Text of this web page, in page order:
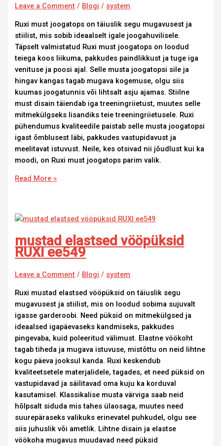
Leave a Comment / Blogi / system
Ruxi must joogatops on täiuslik segu mugavusest ja
stiilist, mis sobib ideaalselt igale joogahuvilisele.
Täpselt valmistatud Ruxi must joogatops on loodud
teiega koos liikuma, pakkudes paindlikkust ja tuge iga
venituse ja poosi ajal. Selle musta joogatopsi sile ja
hingav kangas tagab mugava kogemuse, olgu siis
kuumas joogatunnis või lihtsalt asju ajamas. Stiilne
must disain täiendab iga treeningriietust, muutes selle
mitmekülgseks lisandiks teie treeningriietusele. Ruxi
pühendumus kvaliteedile paistab selle musta joogatopsi
igast õmblusest läbi, pakkudes vastupidavust ja
meelitavat istuvust. Neile, kes otsivad nii jõudlust kui ka
moodi, on Ruxi must joogatops parim valik.
Read More »
mustad elastsed vööpüksid
RUXI ee549
Leave a Comment / Blogi / system
Ruxi mustad elastsed vööpüksid on täiuslik segu
mugavusest ja stiilist, mis on loodud sobima sujuvalt
igasse garderoobi. Need püksid on mitmekülgsed ja
ideaalsed igapäevaseks kandmiseks, pakkudes
pingevaba, kuid poleeritud välimust. Elastne vöökoht
tagab tiheda ja mugava istuvuse, mistõttu on neid lihtne
kogu päeva jooksul kanda. Ruxi keskendub
kvaliteetsetele materjalidele, tagades, et need püksid on
vastupidavad ja säilitavad oma kuju ka korduval
kasutamisel. Klassikalise musta värviga saab neid
hõlpsalt siduda mis tahes ülaosaga, muutes need
suurepäraseks valikuks erinevatel puhkudel, olgu see
siis juhuslik või ametlik. Lihtne disain ja elastse
vöökoha mugavus muudavad need püksid